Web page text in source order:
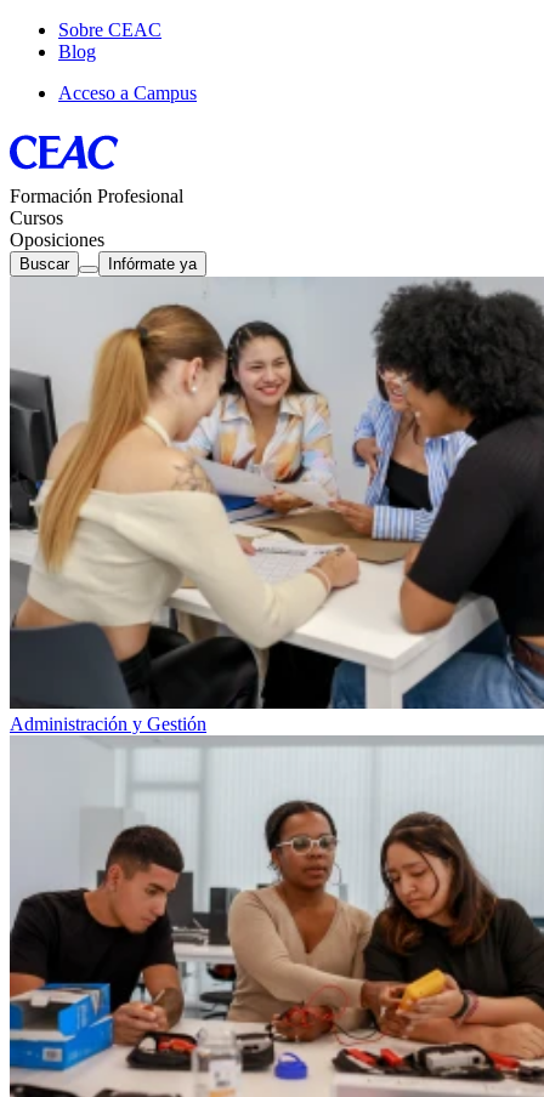
Sobre CEAC
Blog
Acceso a Campus
Formación Profesional
Cursos
Oposiciones
Buscar Infórmate ya
Administración y Gestión